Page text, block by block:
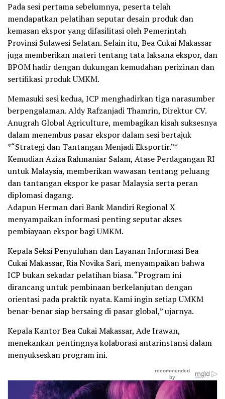
Pada sesi pertama sebelumnya, peserta telah
mendapatkan pelatihan seputar desain produk dan
kemasan ekspor yang difasilitasi oleh Pemerintah
Provinsi Sulawesi Selatan. Selain itu, Bea Cukai Makassar
juga memberikan materi tentang tata laksana ekspor, dan
BPOM hadir dengan dukungan kemudahan perizinan dan
sertifikasi produk UMKM.
Memasuki sesi kedua, ICP menghadirkan tiga narasumber
berpengalaman. Aldy Rafzanjadi Thamrin, Direktur CV.
Anugrah Global Agriculture, membagikan kisah suksesnya
dalam menembus pasar ekspor dalam sesi bertajuk
*“Strategi dan Tantangan Menjadi Eksportir.”*
Kemudian Aziza Rahmaniar Salam, Atase Perdagangan RI
untuk Malaysia, memberikan wawasan tentang peluang
dan tantangan ekspor ke pasar Malaysia serta peran
diplomasi dagang.
Adapun Herman dari Bank Mandiri Regional X
menyampaikan informasi penting seputar akses
pembiayaan ekspor bagi UMKM.
Kepala Seksi Penyuluhan dan Layanan Informasi Bea
Cukai Makassar, Ria Novika Sari, menyampaikan bahwa
ICP bukan sekadar pelatihan biasa. “Program ini
dirancang untuk pembinaan berkelanjutan dengan
orientasi pada praktik nyata. Kami ingin setiap UMKM
benar-benar siap bersaing di pasar global,” ujarnya.
Kepala Kantor Bea Cukai Makassar, Ade Irawan,
menekankan pentingnya kolaborasi antarinstansi dalam
menyukseskan program ini.